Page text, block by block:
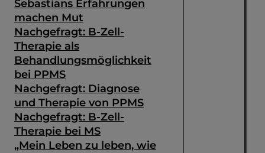
Sebastians Erfahrungen
machen Mut
Nachgefragt: B-Zell-
Therapie als
Behandlungsmöglichkeit
bei PPMS
Nachgefragt: Diagnose
und Therapie von PPMS
Nachgefragt: B-Zell-
Therapie bei MS
„Mein Leben zu leben, wie